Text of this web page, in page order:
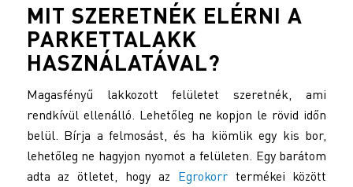
MIT SZERETNÉK ELÉRNI A
PARKETTALAKK
HASZNÁLATÁVAL?
Magasfényű lakkozott felületet szeretnék, ami
rendkívül ellenálló. Lehetőleg ne kopjon le rövid időn
belül. Bírja a felmosást, és ha kiömlik egy kis bor,
lehetőleg ne hagyjon nyomot a felületen. Egy barátom
adta az ötletet, hogy az Egrokorrtermékei között